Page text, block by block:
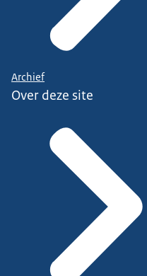
Archief
Over deze site